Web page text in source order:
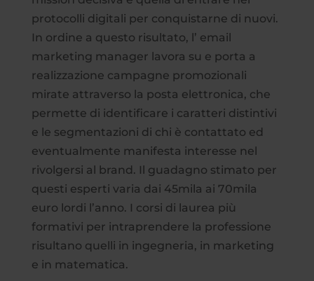
protocolli digitali per conquistarne di nuovi.
In ordine a questo risultato, l’ email
marketing manager lavora su e porta a
realizzazione campagne promozionali
mirate attraverso la posta elettronica, che
permette di identificare i caratteri distintivi
e le segmentazioni di chi è contattato ed
eventualmente manifesta interesse nel
rivolgersi al brand. Il guadagno stimato per
questi esperti varia dai 45mila ai 70mila
euro lordi l’anno. I corsi di laurea più
formativi per intraprendere la professione
risultano quelli in ingegneria, in marketing
e in matematica.